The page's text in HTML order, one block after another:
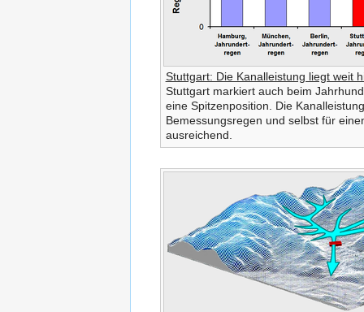
Stuttgart: Die Kanalleistung liegt weit
Stuttgart markiert auch beim
eine Spitzenposition. Die Kanalleistung
Bemessungsregen und selbst für
ausreichend.